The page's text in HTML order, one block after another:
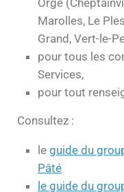
Orge
Marolles, Le
Grand, Vert-le-
pour tous les
Services,
pour tout
Consultez :
le guide du
Pâté
le guide du